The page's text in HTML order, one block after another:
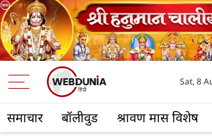
समाचार बॉलीवुड श्रावण मास विशेष
Sat, 8